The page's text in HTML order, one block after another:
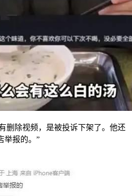
删除视频，是被投诉下架了。他还
举报的。”